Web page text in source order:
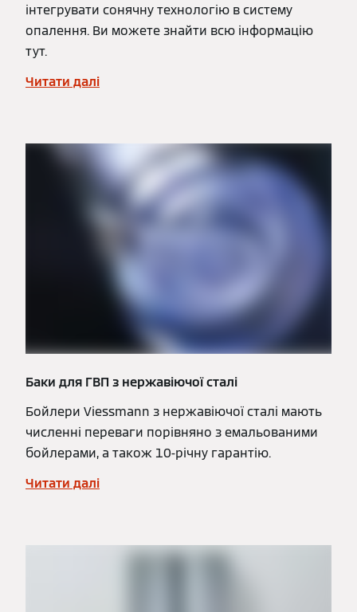
інтегрувати сонячну технологію в систему
опалення. Ви можете знайти всю інформацію
тут.
Читати далі
Баки для ГВП з нержавіючої сталі
Бойлери Viessmann з нержавіючої сталі мають
численні переваги порівняно з емальованими
бойлерами, а також 10-річну гарантію.
Читати далі